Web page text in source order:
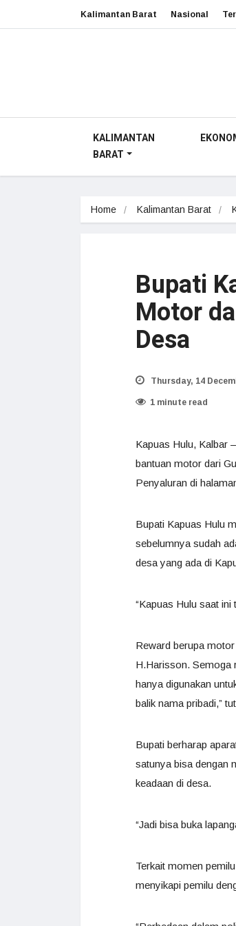
Kalimantan Barat Nasional
KALIMANTAN
BARAT
Home Kalimantan Barat
Bupati
Motor
Desa
Thursday, 14
1 minute read
Kapuas Hulu, Kalbar
bantuan motor dari
Penyaluran di
Bupati Kapuas Hulu
sebelumnya sudah
desa yang ada di
“Kapuas Hulu saat ini
Reward berupa
H.Harisson. Semoga
hanya digunakan
balik nama pribadi,”
Bupati berharap
satunya bisa dengan
keadaan di desa.
“Jadi bisa buka
Terkait momen
menyikapi pemilu